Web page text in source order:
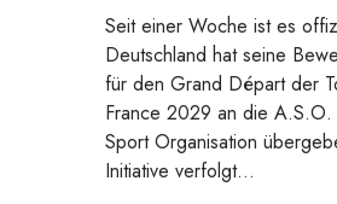
d
D
é
p
a
r
Seit einer Woche ist es
Deutschland hat seine
für den Grand Départ der
France 2029 an die A.S.O.
Sport Organisation
Initiative verfolgt…